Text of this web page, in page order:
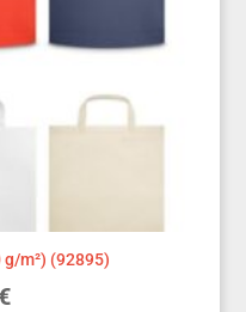
g/m²) (92895)
€